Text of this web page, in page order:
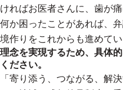
ければお医者さんに、歯が
何か困ったことがあれば、
境作りをこれからも進めてい
理念を実現するため、具体
ください。
「寄り添う、つながる、解